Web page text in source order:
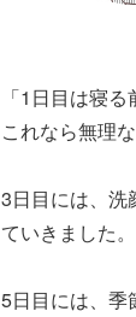
「1日目は寝
これなら無理
3日目には、洗
ていきました。
5日目には、季